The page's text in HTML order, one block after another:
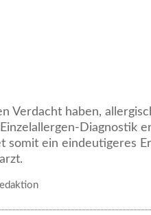
Verdacht haben,
Diagnostik
somit ein eindeutigeres